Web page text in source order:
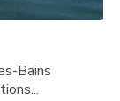
Bains